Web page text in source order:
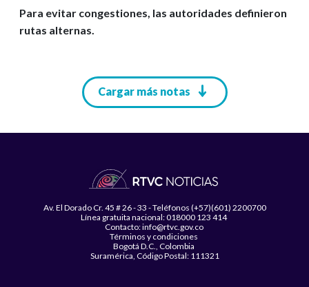
Para evitar congestiones, las autoridades definieron
rutas alternas.
Cargar más notas
Av. El Dorado Cr. 45 # 26 - 33 - Teléfonos (+57)(601) 2200700
Línea gratuita nacional: 018000 123 414
Contacto: info@rtvc.gov.co
Términos y condiciones
Bogotá D.C., Colombia
Suramérica, Código Postal: 111321